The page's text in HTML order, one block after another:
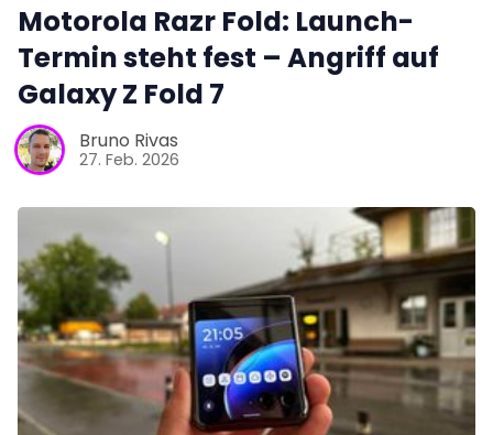
Motorola Razr Fold: Launch-
Termin steht fest – Angriff auf
Galaxy Z Fold 7
Bruno Rivas
27. Feb. 2026